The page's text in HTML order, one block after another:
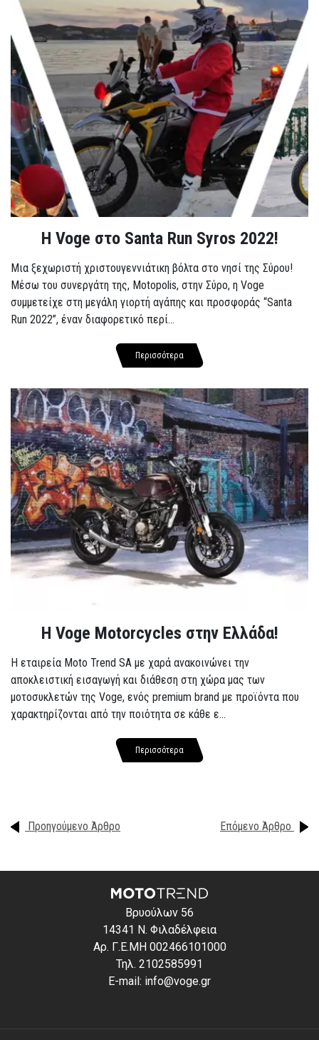
Η Voge στο Santa Run Syros 2022!
Μια ξεχωριστή χριστουγεννιάτικη βόλτα στο νησί της Σύρου!
Μέσω του συνεργάτη της, Motopolis, στην Σύρο, η Voge
συμμετείχε στη μεγάλη γιορτή αγάπης και προσφοράς “Santa
Run 2022”, έναν διαφορετικό περί...
Περισσότερα
H Voge Motorcycles στην Ελλάδα!
Η εταιρεία Moto Trend SA με χαρά ανακοινώνει την
αποκλειστική εισαγωγή και διάθεση στη χώρα μας των
μοτοσυκλετών της Voge, ενός premium brand με προϊόντα που
χαρακτηρίζονται από την ποιότητα σε κάθε ε...
Περισσότερα
Προηγούμενο Άρθρο Επόμενο Άρθρο
Βρυούλων 56
14341 Ν. Φιλαδέλφεια
Αρ. Γ.Ε.ΜΗ 002466101000
Τηλ. 2102585991
E-mail: info@voge.gr